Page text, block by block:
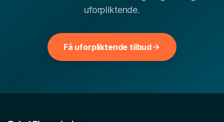
Hvor lang tid tar det å få svar på lån til reise-
Hva er typisk rente for lån til reise i Telemark?
Andre finansielle tjenester i
uforpliktende.
Få uforpliktende tilbud